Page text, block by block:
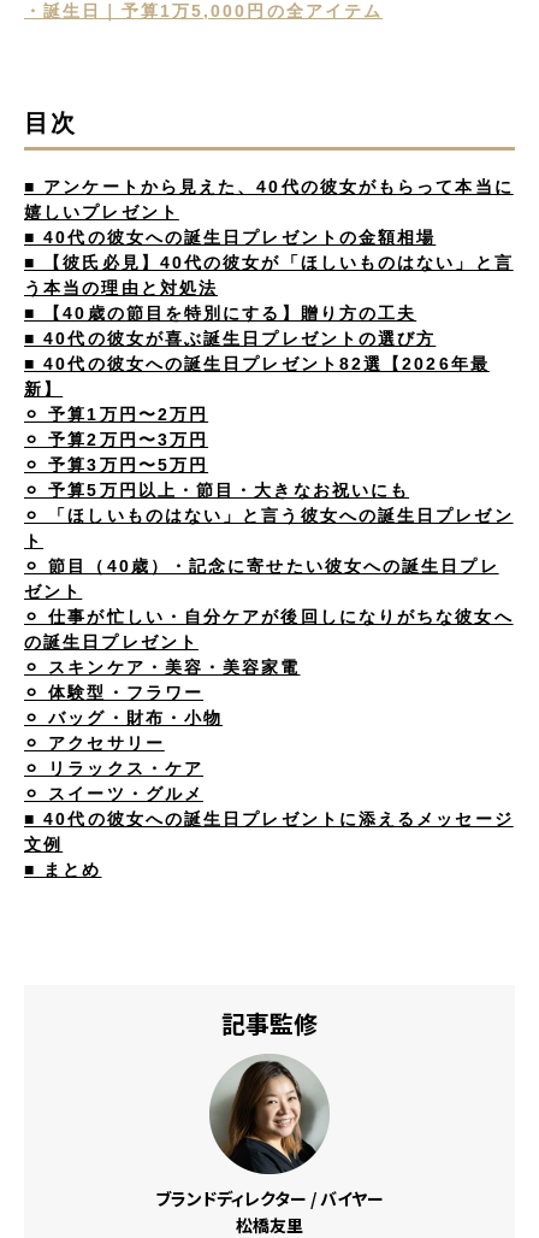
・誕生日｜予算1万5,000円の全アイテム
目次
■ アンケートから見えた、40代の彼女がもらって本当に
嬉しいプレゼント
■ 40代の彼女への誕生日プレゼントの金額相場
■ 【彼氏必見】40代の彼女が「ほしいものはない」と言
う本当の理由と対処法
■ 【40歳の節目を特別にする】贈り方の工夫
■ 40代の彼女が喜ぶ誕生日プレゼントの選び方
■ 40代の彼女への誕生日プレゼント82選【2026年最
新】
⚪︎ 予算1万円〜2万円
⚪︎ 予算2万円〜3万円
⚪︎ 予算3万円〜5万円
⚪︎ 予算5万円以上・節目・大きなお祝いにも
⚪︎ 「ほしいものはない」と言う彼女への誕生日プレゼン
ト
⚪︎ 節目（40歳）・記念に寄せたい彼女への誕生日プレ
ゼント
⚪︎ 仕事が忙しい・自分ケアが後回しになりがちな彼女へ
の誕生日プレゼント
⚪︎ スキンケア・美容・美容家電
⚪︎ 体験型・フラワー
⚪︎ バッグ・財布・小物
⚪︎ アクセサリー
⚪︎ リラックス・ケア
⚪︎ スイーツ・グルメ
■ 40代の彼女への誕生日プレゼントに添えるメッセージ
文例
■ まとめ
記事監修
ブランドディレクター / バイヤー
松橋友里